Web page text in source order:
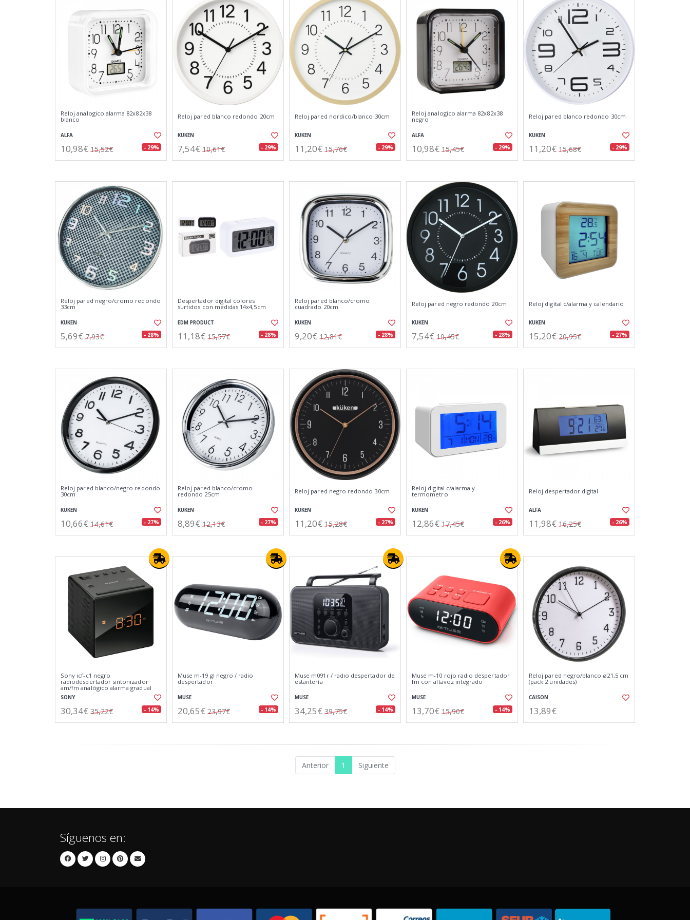
Reloj analogico alarma 82x82x38
blanco
ALFA
10,98€ 15,52€ - 29%
Reloj pared blanco redondo 20cm
KUKEN
7,54€ 10,61€ - 29%
Reloj pared nordico/blanco 30cm
KUKEN
11,20€ 15,76€ - 29%
Reloj analogico alarma 82x82x38
negro
ALFA
10,98€ 15,45€ - 29%
Reloj pared blanco redondo 30cm
KUKEN
11,20€ 15,68€ - 29%
Reloj pared negro/cromo redondo
33cm
KUKEN
5,69€ 7,93€ - 28%
Despertador digital colores
surtidos con medidas 14x4,5cm
EDM PRODUCT
11,18€ 15,57€ - 28%
Reloj pared blanco/cromo
cuadrado 20cm
KUKEN
9,20€ 12,81€ - 28%
Reloj pared negro redondo 20cm
KUKEN
7,54€ 10,45€ - 28%
Reloj digital c/alarma y calendario
KUKEN
15,20€ 20,95€ - 27%
Reloj pared blanco/negro redondo
30cm
KUKEN
10,66€ 14,61€ - 27%
Reloj pared blanco/cromo
redondo 25cm
KUKEN
8,89€ 12,13€ - 27%
Reloj pared negro redondo 30cm
KUKEN
11,20€ 15,28€ - 27%
Reloj digital c/alarma y
termometro
KUKEN
12,86€ 17,45€ - 26%
Reloj despertador digital
ALFA
11,98€ 16,25€ - 26%
Sony icf-c1 negro
radiodespertador sintonizador
am/fm analógico alarma gradual
100mw de potencia
SONY
30,34€ 35,22€ - 14%
Muse m-19 gl negro / radio
despertador
MUSE
20,65€ 23,97€ - 14%
Muse m091r / radio despertador de
estantería
MUSE
34,25€ 39,75€ - 14%
Muse m-10 rojo radio despertador
fm con altavoz integrado
MUSE
13,70€ 15,90€ - 14%
Reloj pared negro/blanco ø21,5 cm
(pack 2 unidades)
CAISON
13,89€
Anterior 1 Siguiente
Síguenos en: